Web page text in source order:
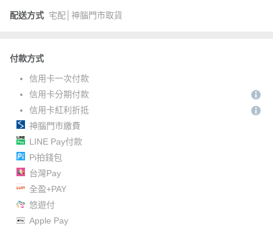
配送方式 宅配│神腦門市取貨
付款方式
信用卡一次付款
信用卡分期付款
信用卡紅利折抵
神腦門市繳費
LINE Pay付款
Pi拍錢包
台灣Pay
全盈+PAY
悠遊付
Apple Pay